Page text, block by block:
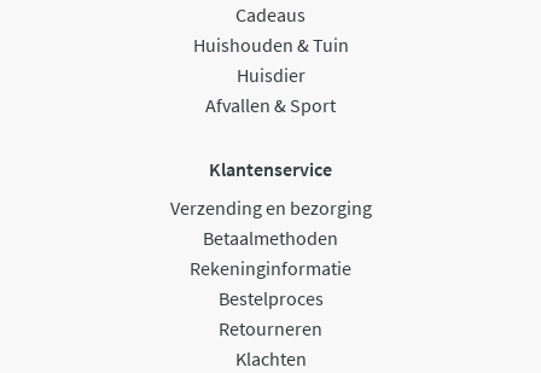
Cadeaus
Huishouden & Tuin
Huisdier
Afvallen & Sport
Klantenservice
Verzending en bezorging
Betaalmethoden
Rekeninginformatie
Bestelproces
Retourneren
Klachten